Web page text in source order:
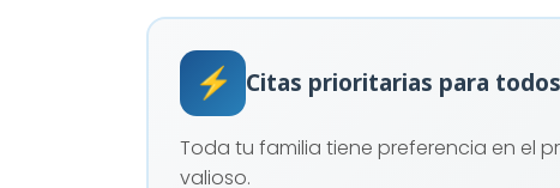
⚡ Citas prioritarias para todos
Toda tu familia tiene preferencia en el
valioso.